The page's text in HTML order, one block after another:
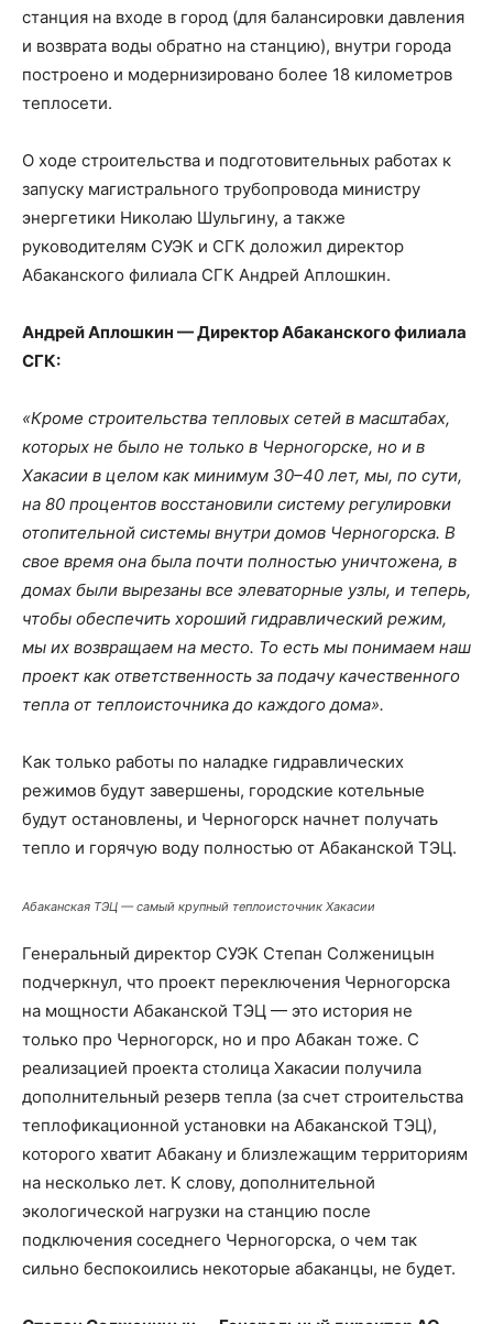
станция на входе в город (для балансировки давления
и возврата воды обратно на станцию), внутри города
построено и модернизировано более 18 километров
теплосети.
О ходе строительства и подготовительных работах к
запуску магистрального трубопровода министру
энергетики Николаю Шульгину, а также
руководителям СУЭК и СГК доложил директор
Абаканского филиала СГК Андрей Аплошкин.
Андрей Аплошкин — Директор Абаканского филиала
СГК:
«Кроме строительства тепловых сетей в масштабах,
которых не было не только в Черногорске, но и в
Хакасии в целом как минимум 30–40 лет, мы, по сути,
на 80 процентов восстановили систему регулировки
отопительной системы внутри домов Черногорска. В
свое время она была почти полностью уничтожена, в
домах были вырезаны все элеваторные узлы, и теперь,
чтобы обеспечить хороший гидравлический режим,
мы их возвращаем на место. То есть мы понимаем наш
проект как ответственность за подачу качественного
тепла от теплоисточника до каждого дома».
Как только работы по наладке гидравлических
режимов будут завершены, городские котельные
будут остановлены, и Черногорск начнет получать
тепло и горячую воду полностью от Абаканской ТЭЦ.
Абаканская ТЭЦ — самый крупный теплоисточник Хакасии
Генеральный директор СУЭК Степан Солженицын
подчеркнул, что проект переключения Черногорска
на мощности Абаканской ТЭЦ — это история не
только про Черногорск, но и про Абакан тоже. С
реализацией проекта столица Хакасии получила
дополнительный резерв тепла (за счет строительства
теплофикационной установки на Абаканской ТЭЦ),
которого хватит Абакану и близлежащим территориям
на несколько лет. К слову, дополнительной
экологической нагрузки на станцию после
подключения соседнего Черногорска, о чем так
сильно беспокоились некоторые абаканцы, не будет.